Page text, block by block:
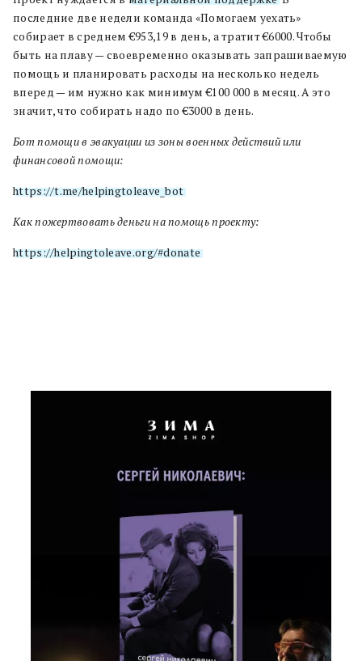
последние две недели команда «Помогаем уехать»
собирает в среднем €953,19 в день, а тратит €6000. Чтобы
быть на плаву — своевременно оказывать запрашиваемую
помощь и планировать расходы на несколько недель
вперед — им нужно как минимум €100 000 в месяц. А это
значит, что собирать надо по €3000 в день.
Бот помощи в эвакуации из зоны военных действий или
финансовой помощи:
https://t.me/helpingtoleave_bot
Как пожертвовать деньги на помощь проекту:
https://helpingtoleave.org/#donate